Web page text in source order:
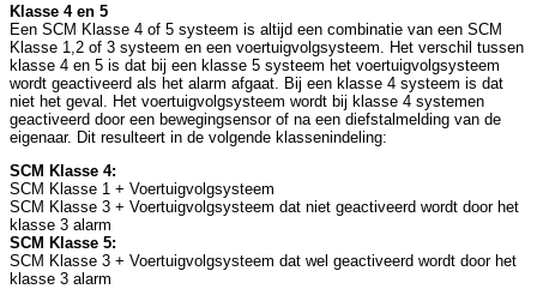
Klasse 4 en 5
Een SCM Klasse 4 of 5 systeem is altijd een combinatie van een SCM
Klasse 1,2 of 3 systeem en een voertuigvolgsysteem. Het verschil tussen
klasse 4 en 5 is dat bij een klasse 5 systeem het voertuigvolgsysteem
wordt geactiveerd als het alarm afgaat. Bij een klasse 4 systeem is dat
niet het geval. Het voertuigvolgsysteem wordt bij klasse 4 systemen
geactiveerd door een bewegingsensor of na een diefstalmelding van de
eigenaar. Dit resulteert in de volgende klassenindeling:
SCM Klasse 4:
SCM Klasse 1 + Voertuigvolgsysteem
SCM Klasse 3 + Voertuigvolgsysteem dat niet geactiveerd wordt door het
klasse 3 alarm
SCM Klasse 5:
SCM Klasse 3 + Voertuigvolgsysteem dat wel geactiveerd wordt door het
klasse 3 alarm